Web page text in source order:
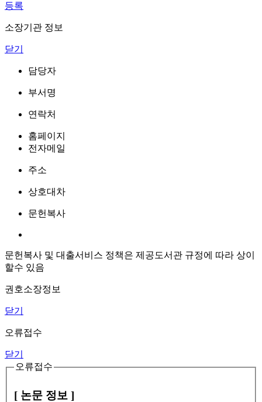
등록
소장기관 정보
닫기
담당자
부서명
연락처
홈페이지
전자메일
주소
상호대차
문헌복사
문헌복사 및 대출서비스 정책은 제공도서관 규정에 따라 상이
할수 있음
권호소장정보
닫기
오류접수
닫기
오류접수
[ 논문 정보 ]